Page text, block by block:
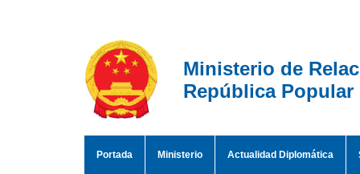
Ministerio de
República Popular
Portada Ministerio Actualidad Diplomática